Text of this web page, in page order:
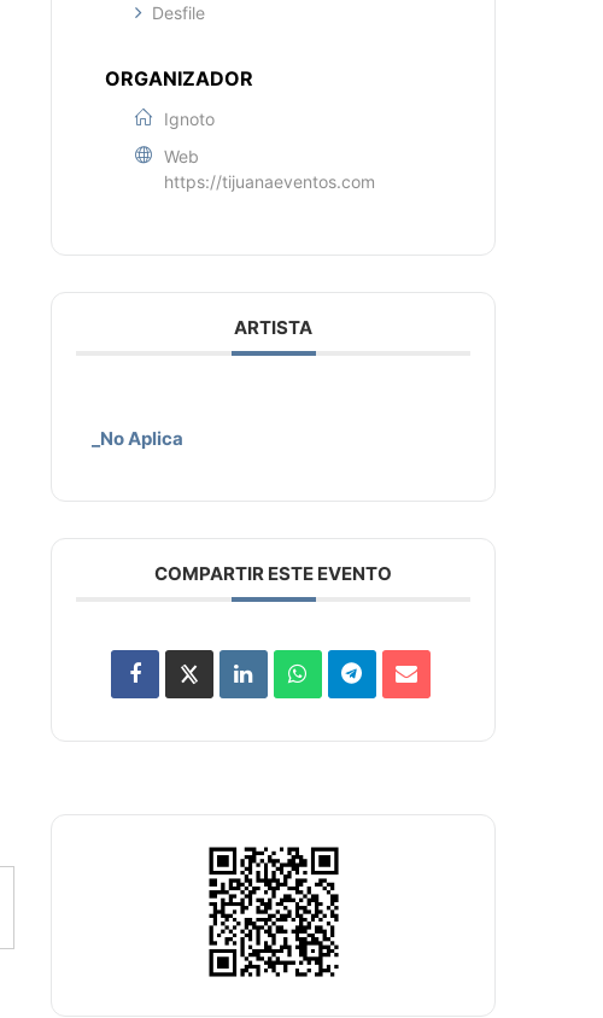
Desfile
ORGANIZADOR
Ignoto
Web
https://tijuanaeventos.com
ARTISTA
_No Aplica
COMPARTIR ESTE EVENTO